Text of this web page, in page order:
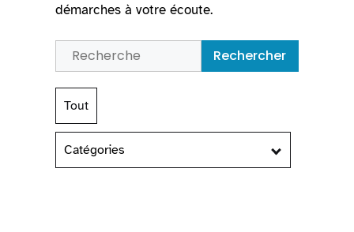
démarches à votre écoute.
Rechercher
Tout
Catégories